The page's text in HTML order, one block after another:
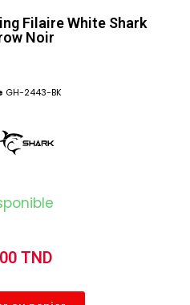
Filaire White Shark
Noir
GH-2443-BK
TND